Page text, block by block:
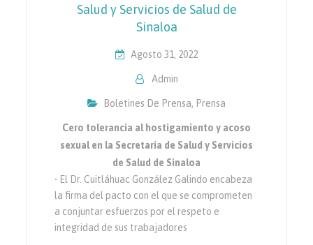
Salud y Servicios de Salud de
Sinaloa
Agosto 31, 2022
Admin
Boletines De Prensa, Prensa
Cero tolerancia al hostigamiento y acoso
sexual en la Secretaría de Salud y Servicios
de Salud de Sinaloa
• El Dr. Cuitláhuac González Galindo encabeza
la firma del pacto con el que se comprometen
a conjuntar esfuerzos por el respeto e
integridad de sus trabajadores